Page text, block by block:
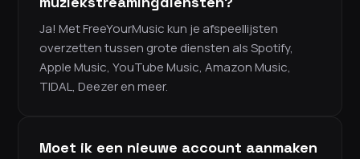
Ja! Met FreeYourMusic kun je afspeellijsten
overzetten tussen grote diensten als Spotify,
Apple Music, YouTube Music, Amazon Music,
TIDAL, Deezer en meer.
Moet ik een nieuwe account aanmaken